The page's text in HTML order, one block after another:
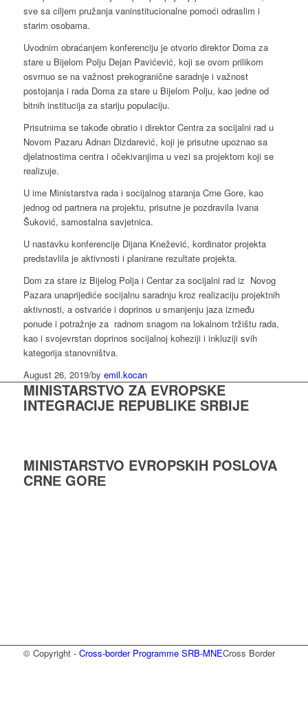
sve sa ciljem pružanja vaninstitucionalne pomoći odraslim i
starim osobama.
Uvodnim obraćanjem konferenciju je otvorio direktor Doma za
stare u Bijelom Polju Dejan Pavićević, koji se ovom prilikom
osvrnuo se na važnost prekogranične saradnje i važnost
postojanja i rada Doma za stare u Bijelom Polju, kao jedne od
bitnih institucija za stariju populaciju.
Prisutnima se takođe obratio i direktor Centra za socijalni rad u
Novom Pazaru Adnan Dizdarević, koji je prisutne upoznao sa
djelatnostima centra i očekivanjima u vezi sa projektom koji se
realizuje.
U ime Ministarstva rada i socijalnog staranja Crne Gore, kao
jednog od partnera na projektu, prisutne je pozdravila Ivana
Šuković, samostalna savjetnica.
U nastavku konferencije Dijana Knežević, kordinator projekta
predstavlila je aktivnosti i planirane rezultate projekta.
Dom za stare iz Bijelog Polja i Centar za socijalni rad iz Novog
Pazara unaprijediće socijalnu saradnju kroz realizaciju projektnih
aktivnosti, a ostvariće i doprinos u smanjenju jaza između
ponude i potražnje za radnom snagom na lokalnom tržištu rada,
kao i svojevrstan doprinos socijalnoj koheziji i inkluziji svih
kategorija stanovništva.
August 26, 2019/by emil.kocan
MINISTARSTVO ZA EVROPSKE
INTEGRACIJE REPUBLIKE SRBIJE
MINISTARSTVO EVROPSKIH POSLOVA
CRNЕ GORЕ
© Copyright - Cross-border Programme SRB-MNECross Border